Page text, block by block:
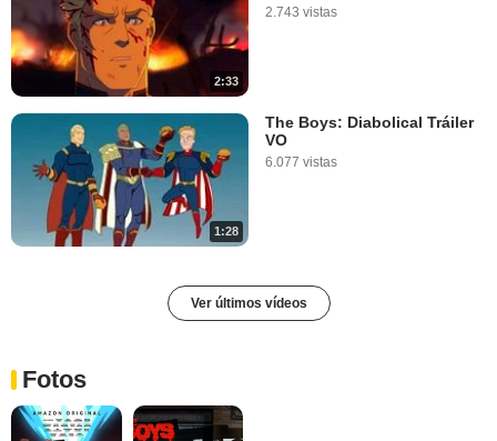
2:33
2.743 vistas
1:28
The Boys: Diabolical Tráiler
VO
6.077 vistas
Ver últimos vídeos
Fotos